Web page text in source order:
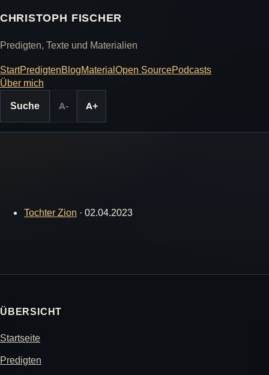
CHRISTOPH FISCHER
Predigten, Texte und Materialien
StartPredigtenBlogMaterialOpen SourcePodcasts
Über mich
Suche
A- A+
Tochter Zion · 02.04.2023
ÜBERSICHT
Startseite
Predigten